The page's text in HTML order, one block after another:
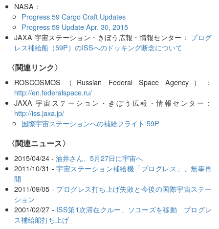
NASA：
Progress 59 Cargo Craft Updates
Progress 59 Update Apr. 30, 2015
JAXA 宇宙ステーション・きぼう広報・情報センター： プログ
レス補給船（59P）のISSへのドッキング断念について
〈関連リンク〉
ROSCOSMOS（Russian Federal Space Agency）：
http://en.federalspace.ru/
JAXA 宇宙ステーション・きぼう広報・情報センター：
http://iss.jaxa.jp/
国際宇宙ステーションへの補給フライト 59P
〈関連ニュース〉
2015/04/24 -油井さん、5月27日に宇宙へ
2011/10/31 -宇宙ステーション補給機「プログレス」、無事再
開
2011/09/05 - プログレス打ち上げ失敗と今後の国際宇宙ステー
ション
2001/02/27 - ISS第1次滞在クルー、ソユーズを移動 プログレ
ス補給船打ち上げ